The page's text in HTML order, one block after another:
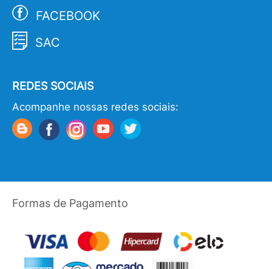
FACEBOOK
SAC
REDES SOCIAIS
Acompanhe nossas redes sociais:
Formas de Pagamento